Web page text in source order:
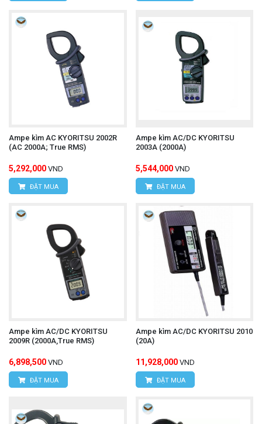
Ampe kìm AC KYORITSU 2002R
(AC 2000A; True RMS)
5,292,000 VND
ĐẶT MUA
Ampe kìm AC/DC KYORITSU
2003A (2000A)
5,544,000 VND
ĐẶT MUA
Ampe kìm AC/DC KYORITSU
2009R (2000A,True RMS)
6,898,500 VND
ĐẶT MUA
Ampe kìm AC/DC KYORITSU 2010
(20A)
11,928,000 VND
ĐẶT MUA